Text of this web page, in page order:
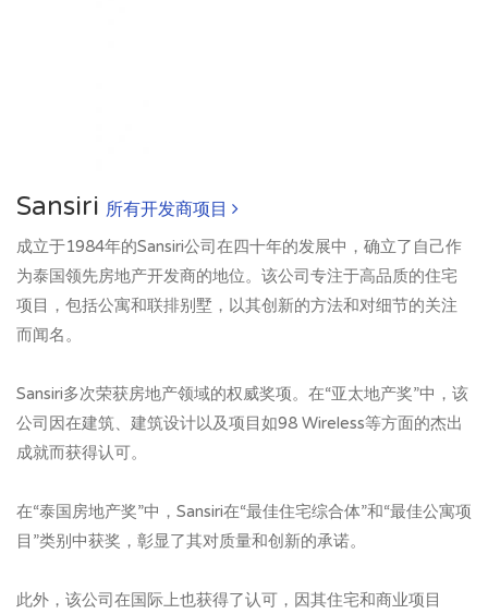
Sansiri 所有开发商项目
成立于1984年的Sansiri公司在四十年的发展中，确立了自己作
为泰国领先房地产开发商的地位。该公司专注于高品质的住宅
项目，包括公寓和联排别墅，以其创新的方法和对细节的关注
而闻名。
Sansiri多次荣获房地产领域的权威奖项。在“亚太地产奖”中，该
公司因在建筑、建筑设计以及项目如98 Wireless等方面的杰出
成就而获得认可。
在“泰国房地产奖”中，Sansiri在“最佳住宅综合体”和“最佳公寓项
目”类别中获奖，彰显了其对质量和创新的承诺。
此外，该公司在国际上也获得了认可，因其住宅和商业项目